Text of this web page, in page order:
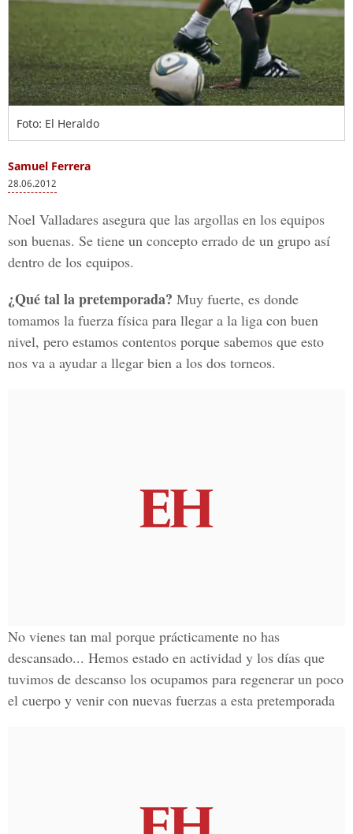
Foto: El Heraldo
Samuel Ferrera
28.06.2012
Noel Valladares asegura que las argollas en los equipos
son buenas. Se tiene un concepto errado de un grupo así
dentro de los equipos.
¿Qué tal la pretemporada? Muy fuerte, es donde
tomamos la fuerza física para llegar a la liga con buen
nivel, pero estamos contentos porque sabemos que esto
nos va a ayudar a llegar bien a los dos torneos.
No vienes tan mal porque prácticamente no has
descansado... Hemos estado en actividad y los días que
tuvimos de descanso los ocupamos para regenerar un poco
el cuerpo y venir con nuevas fuerzas a esta pretemporada